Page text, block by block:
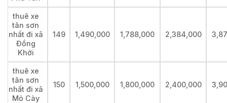
thuê xe
tân sơn
nhất đi xã
Đồng
Khởi
149 1,490,000 1,788,000 2,384,000
thuê xe
tân sơn
nhất đi xã
Mỏ Cày
150 1,500,000 1,800,000 2,400,000